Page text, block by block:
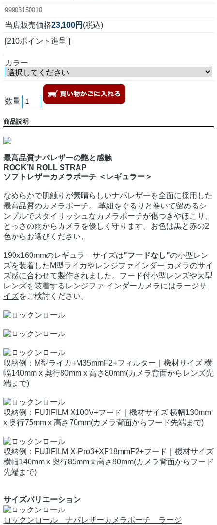
99903150010
当店販売価格23,100円 (税込)
[210ポイント進呈 ]
カラー
数量
商品説明
最高品質ナパレザーの艶と感触
ROCK’N ROLL STRAP
ソフトレザーカメラポーチ ＜レギュラー＞
なめらかで肌触りが素晴らしいナパレザーを全面に採用した
最高品質のカメラポーチ。 革紐をぐるりと巻いて留めるシ
ンプルでスタイリッシュなカメラポーチが傷つきやほこり、
とっさの雨からカメラを優しく守ります。お色は黒と赤の2
色からお選びください。
190x160mmのレギュラーサイズは"フードなし"の小型レン
ズを装着したM型ライカやレンジファインダー カメラのサイ
ズ感に合わせて製作されました。フード付小型レンズや大型
レンズを装着するレンジファ インダーカメラにはラージサ
イズをご検討ください。
収納例：M型ライカ+M35mmF2+フィルター｜機材サイズ 横
幅140mm x 奥行80mm x 高さ80mm(カメラ背面からレンズ先
端まで)
収納例：FUJIFILM X100V+フード｜機材サイズ 横幅130mm
x 奥行75mm x 高さ70mm(カメラ背面からフード先端まで)
収納例：FUJIFILM X-Pro3+XF18mmF2+フード｜機材サイズ
横幅140mm x 奥行85mm x 高さ80mm(カメラ背面からフード
先端まで)
サイズバリエーション
ロックンロール ナパレザーカメラポーチ ラージ